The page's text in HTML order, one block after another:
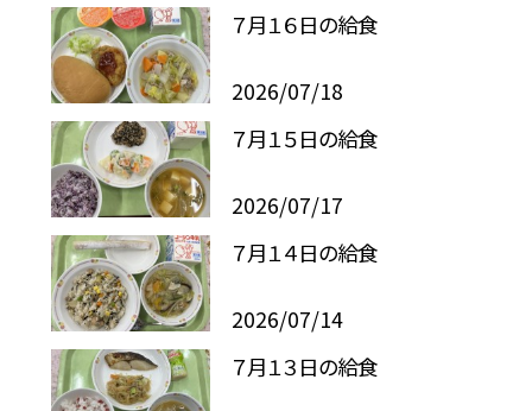
７月１６日の給食
2026/07/18
７月１５日の給食
2026/07/17
７月１４日の給食
2026/07/14
７月１３日の給食